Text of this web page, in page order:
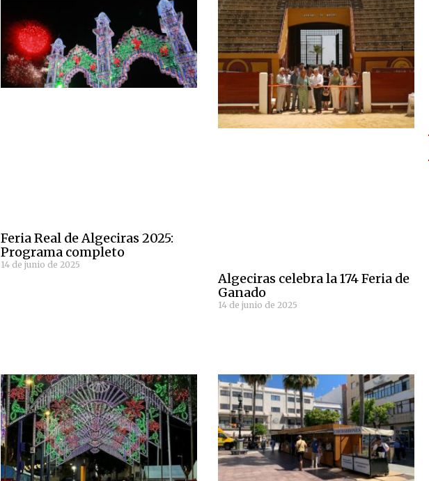
Feria Real de Algeciras 2025:
Programa completo
14 de junio de 2025
Algeciras celebra la 174 Feria de
Ganado
14 de junio de 2025